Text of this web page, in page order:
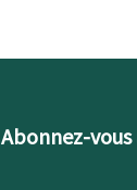
Abonnez-